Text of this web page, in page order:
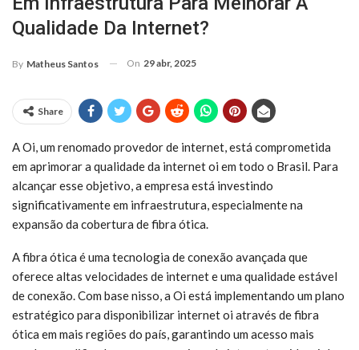
Qualidade Da Internet?
By Matheus Santos On 29 abr, 2025
Share
A Oi, um renomado provedor de internet, está comprometida
em aprimorar a qualidade da internet oi em todo o Brasil. Para
alcançar esse objetivo, a empresa está investindo
significativamente em infraestrutura, especialmente na
expansão da cobertura de fibra ótica.
A fibra ótica é uma tecnologia de conexão avançada que
oferece altas velocidades de internet e uma qualidade estável
de conexão. Com base nisso, a Oi está implementando um plano
estratégico para disponibilizar internet oi através de fibra
ótica em mais regiões do país, garantindo um acesso mais